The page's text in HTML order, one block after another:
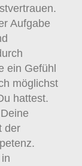
Aufgabe
ein Gefühl
möglichst
hattest.
der